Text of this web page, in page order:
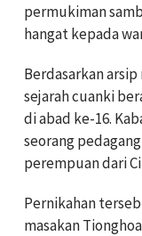
permukiman
hangat kepada
Berdasarkan
sejarah cuanki
di abad ke-16.
seorang
perempuan dari
Pernikahan
masakan